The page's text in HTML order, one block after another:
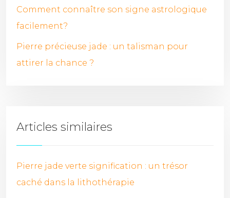
Comment connaître son signe astrologique
facilement?
Pierre précieuse jade : un talisman pour
attirer la chance ?
Articles similaires
Pierre jade verte signification : un trésor
caché dans la lithothérapie